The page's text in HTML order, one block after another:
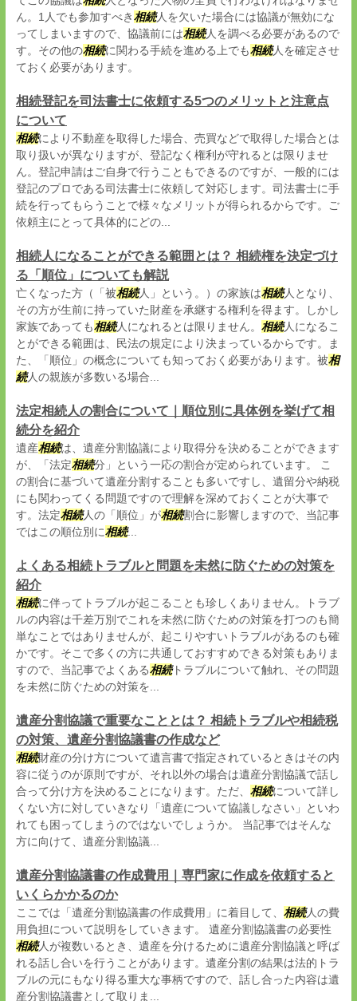
ん。1人でも参加すべき相続人を欠いた場合には協議が無効にな
ってしまいますので、協議前には相続人を調べる必要があるので
す。その他の相続に関わる手続を進める上でも相続人を確定させ
ておく必要があります。
相続登記を司法書士に依頼する5つのメリットと注意点
について
相続により不動産を取得した場合、売買などで取得した場合とは
取り扱いが異なりますが、登記なく権利が守れるとは限りませ
ん。登記申請はご自身で行うこともできるのですが、一般的には
登記のプロである司法書士に依頼して対応します。司法書士に手
続を行ってもらうことで様々なメリットが得られるからです。ご
依頼主にとって具体的にどの...
相続人になることができる範囲とは？ 相続権を決定づけ
る「順位」についても解説
亡くなった方（「被相続人」という。）の家族は相続人となり、
その方が生前に持っていた財産を承継する権利を得ます。しかし
家族であっても相続人になれるとは限りません。 相続人になるこ
とができる範囲は、民法の規定により決まっているからです。ま
た、「順位」の概念についても知っておく必要があります。被相
続人の親族が多数いる場合...
法定相続人の割合について｜順位別に具体例を挙げて相
続分を紹介
遺産相続は、遺産分割協議により取得分を決めることができます
が、「法定相続分」という一応の割合が定められています。 こ
の割合に基づいて遺産分割することも多いですし、遺留分や納税
にも関わってくる問題ですので理解を深めておくことが大事で
す。法定相続人の「順位」が相続割合に影響しますので、当記事
ではこの順位別に相続...
よくある相続トラブルと問題を未然に防ぐための対策を
紹介
相続に伴ってトラブルが起こることも珍しくありません。トラブ
ルの内容は千差万別でこれを未然に防ぐための対策を打つのも簡
単なことではありませんが、起こりやすいトラブルがあるのも確
かです。そこで多くの方に共通しておすすめできる対策もありま
すので、当記事でよくある相続トラブルについて触れ、その問題
を未然に防ぐための対策を...
遺産分割協議で重要なこととは？ 相続トラブルや相続税
の対策、遺産分割協議書の作成など
相続財産の分け方について遺言書で指定されているときはその内
容に従うのが原則ですが、それ以外の場合は遺産分割協議で話し
合って分け方を決めることになります。ただ、 相続について詳し
くない方に対していきなり「遺産について協議しなさい」といわ
れても困ってしまうのではないでしょうか。 当記事ではそんな
方に向けて、遺産分割協議...
遺産分割協議書の作成費用｜専門家に作成を依頼すると
いくらかかるのか
ここでは「遺産分割協議書の作成費用」に着目して、 相続人の費
用負担について説明をしていきます。 遺産分割協議書の必要性
相続人が複数いるとき、遺産を分けるために遺産分割協議と呼ば
れる話し合いを行うことがあります。遺産分割の結果は法的トラ
ブルの元にもなり得る重大な事柄ですので、話し合った内容は遺
産分割協議書として取りま...